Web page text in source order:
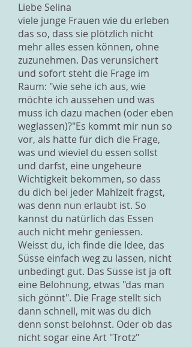
Liebe Selina
viele junge Frauen wie du erleben
das so, dass sie plötzlich nicht
mehr alles essen können, ohne
zuzunehmen. Das verunsichert
und sofort steht die Frage im
Raum: "wie sehe ich aus, wie
möchte ich aussehen und was
muss ich dazu machen (oder eben
weglassen)?"Es kommt mir nun so
vor, als hätte für dich die Frage,
was und wieviel du essen sollst
und darfst, eine ungeheure
Wichtigkeit bekommen, so dass
du dich bei jeder Mahlzeit fragst,
was denn nun erlaubt ist. So
kannst du natürlich das Essen
auch nicht mehr geniessen.
Weisst du, ich finde die Idee, das
Süsse einfach weg zu lassen, nicht
unbedingt gut. Das Süsse ist ja oft
eine Belohnung, etwas "das man
sich gönnt". Die Frage stellt sich
dann schnell, mit was du dich
denn sonst belohnst. Oder ob das
nicht sogar eine Art "Trotz"